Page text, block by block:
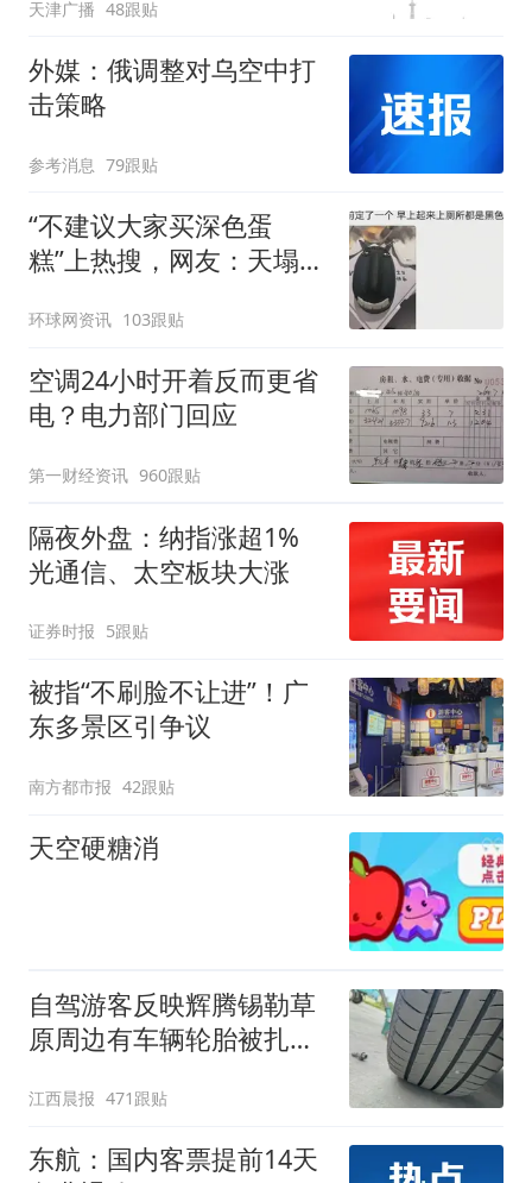
可延长到2037年
天津广播 48跟贴
外媒：俄调整对乌空中打
击策略
参考消息 79跟贴
“不建议大家买深色蛋
糕”上热搜，网友：天塌
环球网资讯 103跟贴
空调24小时开着反而更省
电？电力部门回应
第一财经资讯 960跟贴
隔夜外盘：纳指涨超1%
光通信、太空板块大涨
证券时报 5跟贴
被指“不刷脸不让进”！广
东多景区引争议
南方都市报 42跟贴
天空硬糖消
自驾游客反映辉腾锡勒草
原周边有车辆轮胎被扎，
元，官方发布情况通报
江西晨报 471跟贴
东航：国内客票提前14天